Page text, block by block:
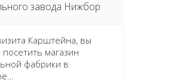
завода Нижбор
Карштейна, вы
магазин
фабрики в